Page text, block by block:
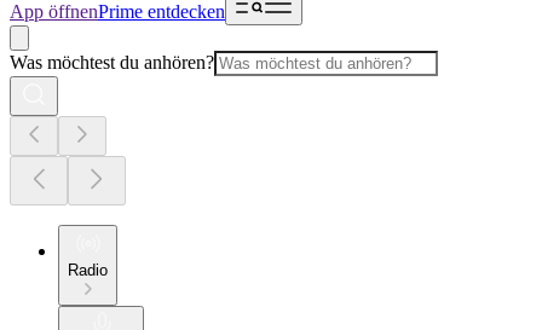
App öffnenPrime entdecken
Was möchtest du anhören?
Radio